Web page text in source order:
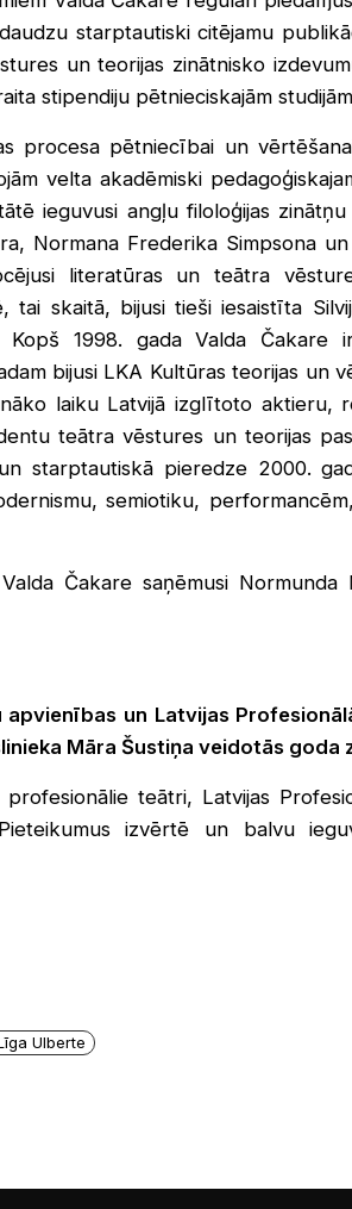
starptautiski citējamu
un teorijas zinātnisko
stipendiju pētnieciskajām
procesa pētniecībai un
velta akadēmiski
ieguvusi angļu filoloģijas
Normana Frederika Simpsona un
literatūras un teātra
tai skaitā, bijusi tieši iesaistīta
Kopš 1998. gada Valda Čakare
bijusi LKA Kultūras teorijas un
laiku Latvijā izglītoto aktieru,
teātra vēstures un teorijas
starptautiskā pieredze 2000.
semiotiku,
Čakare saņēmusi Normunda
un Latvijas
Māra Šustiņa veidotās goda
teātri, Latvijas
izvērtē un balvu
Ulberte